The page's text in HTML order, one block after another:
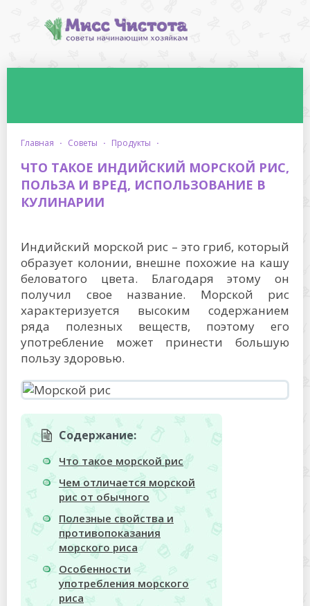
главная · советы · продукты ·
ЧТО ТАКОЕ ИНДИЙСКИЙ МОРСКОЙ РИС,
ПОЛЬЗА И ВРЕД, ИСПОЛЬЗОВАНИЕ В
КУЛИНАРИИ
Индийский морской рис – это гриб, который
образует колонии, внешне похожие на кашу
беловатого цвета. Благодаря этому он
получил свое название. Морской рис
характеризуется высоким содержанием
ряда полезных веществ, поэтому его
употребление может принести большую
пользу здоровью.
Содержание:
Что такое морской рис
Чем отличается морской
рис от обычного
Полезные свойства и
противопоказания
морского риса
Особенности
употребления морского
риса